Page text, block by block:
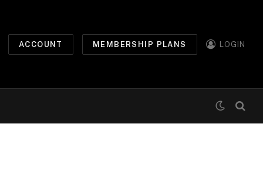
ACCOUNT MEMBERSHIP PLANS LOGIN